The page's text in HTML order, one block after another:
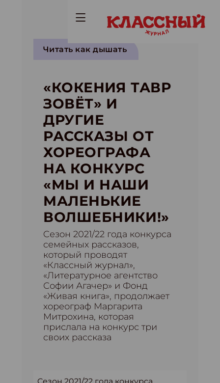
Читать как дышать
«КОКЕНИЯ ТАВР
ЗОВЁТ» И
ДРУГИЕ
РАССКАЗЫ ОТ
ХОРЕОГРАФА
НА КОНКУРС
«МЫ И НАШИ
МАЛЕНЬКИЕ
ВОЛШЕБНИКИ!»
Cезон 2021/22 года конкурса
семейных рассказов,
который проводят
«Классный журнал»,
«Литературное агентство
Софии Агачер» и Фонд
«Живая книга», продолжает
хореограф Маргарита
Митрохина, которая
прислала на конкурс три
своих рассказа